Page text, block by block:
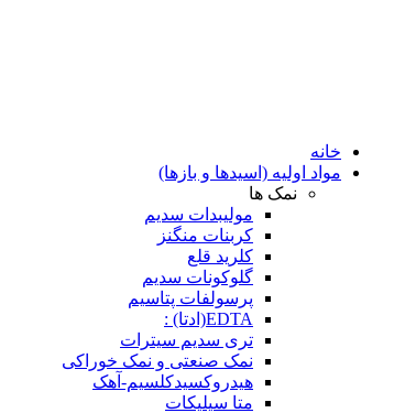
خانه
مواد اولیه (اسیدها و بازها)
نمک ها
مولیبدات سدیم
کربنات منگنز
کلرید قلع
گلوکونات سدیم
پرسولفات پتاسیم
EDTA(ادتا) :
تری سدیم سیترات
نمک صنعتی و نمک خوراکی
هیدروکسیدکلسیم-آهک
متا سیلیکات